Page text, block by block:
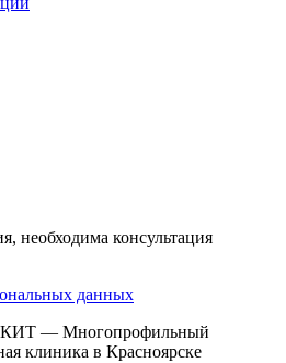
необходима консультация
данных
КИТ — Многопрофильный
клиника в Красноярске